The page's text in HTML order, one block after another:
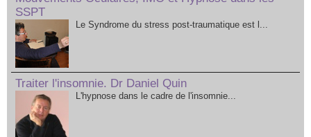
SSPT
Le Syndrome du stress post-traumatique est l...
Traiter l'insomnie. Dr Daniel Quin
L'hypnose dans le cadre de l'insomnie...